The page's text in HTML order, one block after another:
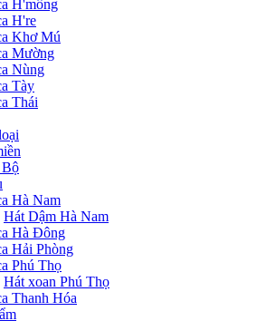
H'mông
H're
Khơ Mú
Mường
Nùng
Tày
Thái
Bộ
Hà Nam
Hát Dậm Hà Nam
Hà Đông
Hải Phòng
Phú Thọ
Hát xoan Phú Thọ
Thanh Hóa